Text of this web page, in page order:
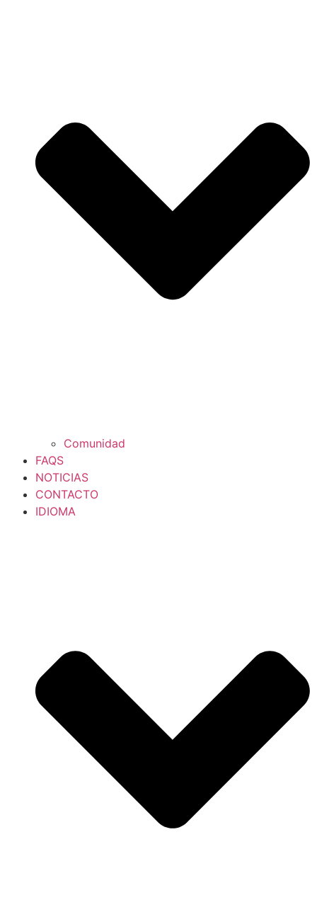
Comunidad
FAQS
NOTICIAS
CONTACTO
IDIOMA